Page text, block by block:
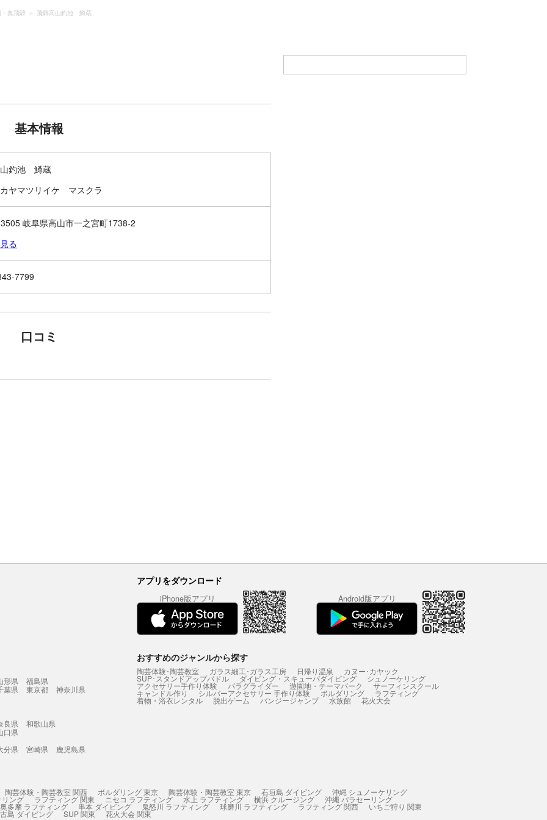
奥飛騨 飛騨高山釣池 鱒蔵
基本情報
釣池 鱒蔵
ヤマツリイケ マスクラ
岐阜県高山市一之宮町1738-2
る
7799
口コミ
アプリをダウンロード
iPhone版アプリ Android版アプリ
形県
福島県
葉県 東京都
神奈川県
良県
和歌山県
口県
分県 宮崎県
鹿児島県
おすすめのジャンルから探す
陶芸体験･陶芸教室 ガラス細工･ガラス工房 日帰り温泉 カヌー･カヤック
SUP･スタンドアップパドル ダイビング・スキューバダイビング シュノーケリング
アクセサリー手作り体験 パラグライダー 遊園地・テーマパーク サーフィンスクール
キャンドル作り シルバーアクセサリー 手作り体験 ボルダリング ラフティング
着物・浴衣レンタル 脱出ゲーム バンジージャンプ 水族館 花火大会
陶芸体験・陶芸教室 関西 ボルダリング 東京 陶芸体験・陶芸教室 東京 石垣島 ダイビング 沖縄 シュノーケリング
ング ラフティング 関東 ニセコ ラフティング 水上 ラフティング 横浜 クルージング 沖縄 パラセーリング
奥多摩 ラフティング 串本 ダイビング 鬼怒川 ラフティング 球磨川 ラフティング ラフティング 関西 いちご狩り 関東
島 ダイビング SUP 関東 花火大会 関東